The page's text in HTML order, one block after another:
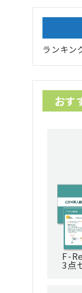
ランキン
おす
F-
3点